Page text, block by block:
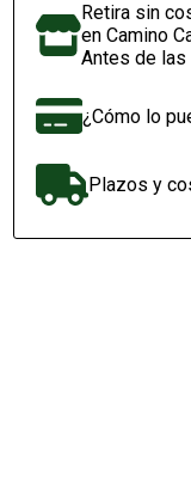
Retira sin
en Camino
Antes de las
¿Cómo lo
Plazos y